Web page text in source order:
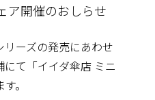
ア開催のおしらせ
リーズの発売にあわせ
て「イイダ傘店 ミニ
。